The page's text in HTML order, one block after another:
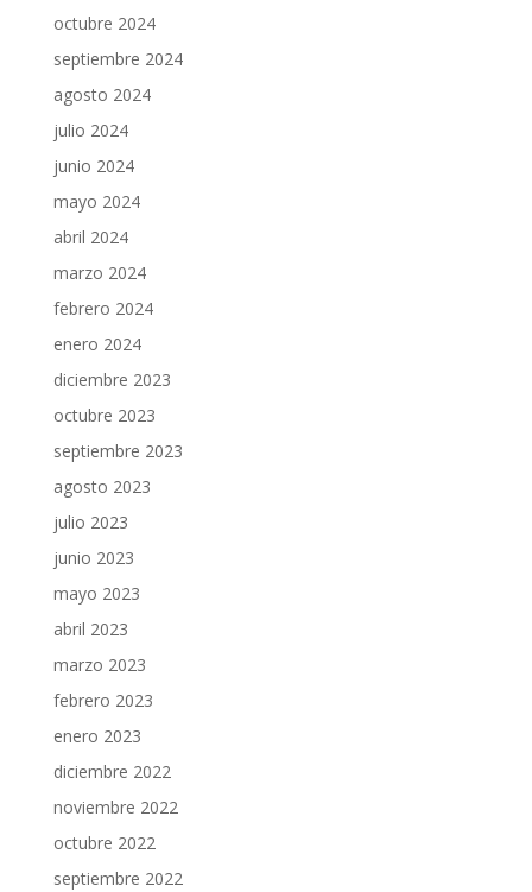
octubre 2024
septiembre 2024
agosto 2024
julio 2024
junio 2024
mayo 2024
abril 2024
marzo 2024
febrero 2024
enero 2024
diciembre 2023
octubre 2023
septiembre 2023
agosto 2023
julio 2023
junio 2023
mayo 2023
abril 2023
marzo 2023
febrero 2023
enero 2023
diciembre 2022
noviembre 2022
octubre 2022
septiembre 2022